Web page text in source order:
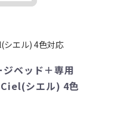
シエル) 4色対応
ベッド＋専用
シエル) 4色